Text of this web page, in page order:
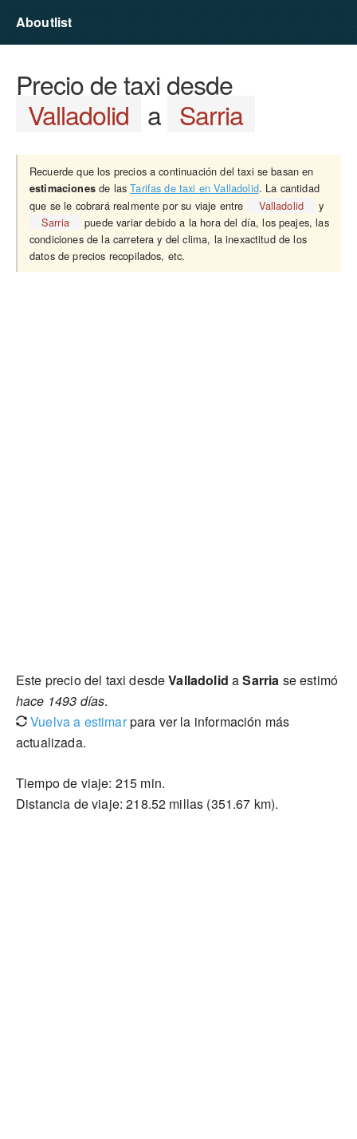
Aboutlist
Precio de taxi desde
Valladolid a Sarria
Recuerde que los precios a continuación del taxi se basan en
estimacionesde lasTarifas de taxi en Valladolid. La cantidad
que se le cobrará realmente por su viaje entre
Valladolid
y
Sarria
puede variar debido a la hora del día, los peajes, las
condiciones de la carretera y del clima, la inexactitud de los
datos de precios recopilados, etc.
Este precio del taxi desdeValladolid aSarria se estimó
hace 1493 días.
Vuelva a estimarpara ver la información más
actualizada.
Tiempo de viaje: 215 min.
Distancia de viaje: 218.52 millas (351.67 km).